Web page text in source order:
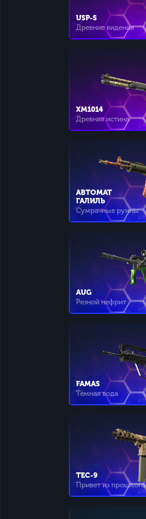
USP-S
Древние видения
XM1014
Древняя истина
АВТОМАТ
ГАЛИЛЬ
Сумрачные руины
AUG
Резной нефрит
FAMAS
Тёмная вода
TEC-9
Привет из прошлого